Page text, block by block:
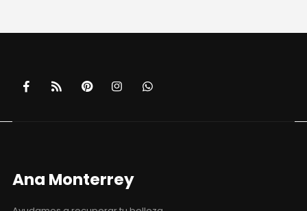
Ana Monterrey